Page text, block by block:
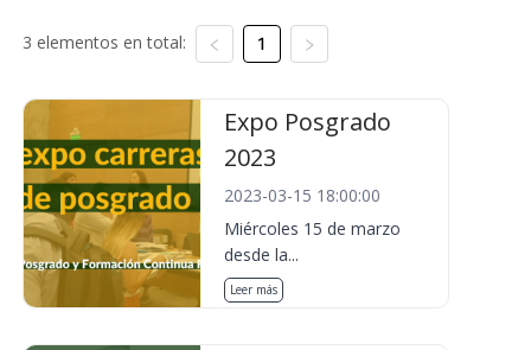
3 elementos en total: 1
Expo Posgrado
2023
2023-03-15 18:00:00
Miércoles 15 de marzo
desde la...
Leer más